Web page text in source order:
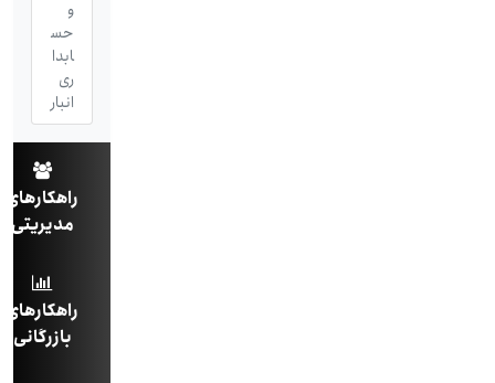
حس
ابدا
ری
انبار
راهکارهای
مدیریتی
راهکارهای
بازرگانی